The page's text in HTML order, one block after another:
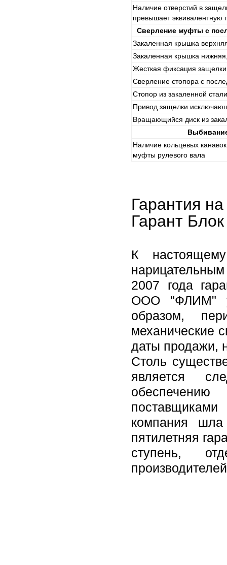
Наличие отверстий в
превышает эквивалентную
Сверление муфты с
Закаленная крышка
Закаленная крышка
Жесткая фиксация
Сверление стопора с
Стопор из закаленной стали
Привод защелки
Вращающийся диск из
Наличие кольцевых
муфты рулевого вала
Гарантия
Гарант
К
2007 года
ООО "ФЛИМ"
образом,
механические
даты продажи,
Столь
является
компания
пятилетняя
ступень,